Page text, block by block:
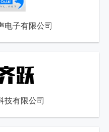
电子有限公司
技有限公司